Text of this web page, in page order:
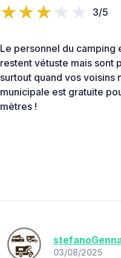
3/5
Le personnel du camping
restent vétuste mais sont
surtout quand vos
municipale est gratuite
mètres !
03/08/2025